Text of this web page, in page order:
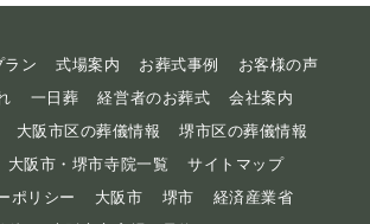
ラン 式場案内 お葬式事例
お客様の声
一日葬 経営者のお葬式
会社案内
大阪市区の葬儀情報
堺市区の葬儀情報
大阪市・堺市寺院一覧
サイトマップ
ポリシー
大阪市 堺市
経済産業省